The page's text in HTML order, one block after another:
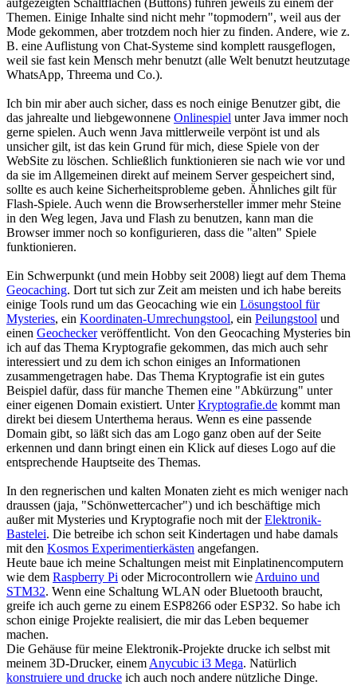
Themen. Einige Inhalte sind nicht mehr "topmodern", weil aus der
Mode gekommen, aber trotzdem noch hier zu finden. Andere, wie z.
B. eine Auflistung von Chat-Systeme sind komplett rausgeflogen,
weil sie fast kein Mensch mehr benutzt (alle Welt benutzt heutzutage
WhatsApp, Threema und Co.).
Ich bin mir aber auch sicher, dass es noch einige Benutzer gibt, die
das jahrealte und liebgewonnene Onlinespiel unter Java immer noch
gerne spielen. Auch wenn Java mittlerweile verpönt ist und als
unsicher gilt, ist das kein Grund für mich, diese Spiele von der
WebSite zu löschen. Schließlich funktionieren sie nach wie vor und
da sie im Allgemeinen direkt auf meinem Server gespeichert sind,
sollte es auch keine Sicherheitsprobleme geben. Ähnliches gilt für
Flash-Spiele. Auch wenn die Browserhersteller immer mehr Steine
in den Weg legen, Java und Flash zu benutzen, kann man die
Browser immer noch so konfigurieren, dass die "alten" Spiele
funktionieren.
Ein Schwerpunkt (und mein Hobby seit 2008) liegt auf dem Thema
Geocaching. Dort tut sich zur Zeit am meisten und ich habe bereits
einige Tools rund um das Geocaching wie ein Lösungstool für
Mysteries, ein Koordinaten-Umrechungstool, ein Peilungstool und
einen Geocheckerveröffentlicht. Von den Geocaching Mysteries bin
ich auf das Thema Kryptografie gekommen, das mich auch sehr
interessiert und zu dem ich schon einiges an Informationen
zusammengetragen habe. Das Thema Kryptografie ist ein gutes
Beispiel dafür, dass für manche Themen eine "Abkürzung" unter
einer eigenen Domain existiert. UnterKryptografie.de kommt man
direkt bei diesem Unterthema heraus. Wenn es eine passende
Domain gibt, so läßt sich das am Logo ganz oben auf der Seite
erkennen und dann bringt einen ein Klick auf dieses Logo auf die
entsprechende Hauptseite des Themas.
In den regnerischen und kalten Monaten zieht es mich weniger nach
draussen (jaja, "Schönwettercacher") und ich beschäftige mich
außer mit Mysteries und Kryptografie noch mit derElektronik-
Bastelei. Die betreibe ich schon seit Kindertagen und habe damals
mit den Kosmos Experimentierkästen angefangen.
Heute baue ich meine Schaltungen meist mit Einplatinencomputern
wie dem Raspberry Pi oder Microcontrollern wie Arduino und
STM32. Wenn eine Schaltung WLAN oder Bluetooth braucht,
greife ich auch gerne zu einem ESP8266 oder ESP32. So habe ich
schon einige Projekte realisiert, die mir das Leben bequemer
machen.
Die Gehäuse für meine Elektronik-Projekte drucke ich selbst mit
meinem 3D-Drucker, einem Anycubic i3 Mega. Natürlich
konstruiere und drucke ich auch noch andere nützliche Dinge.